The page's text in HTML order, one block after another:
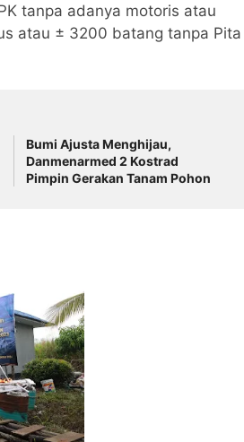
tanpa adanya motoris atau
atau ± 3200 batang tanpa Pita
Bumi Ajusta Menghijau,
Danmenarmed 2 Kostrad
Pimpin Gerakan Tanam Pohon